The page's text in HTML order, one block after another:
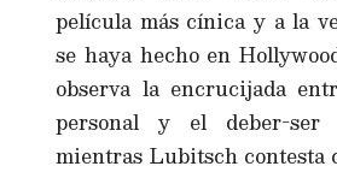
película más cínica y a la
se haya hecho en
observa la encrucijada
personal y el deber-ser
mientras Lubitsch contesta